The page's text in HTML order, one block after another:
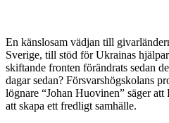
En känslosam vädjan till
Sverige, till stöd för Ukrainas
skiftande fronten förändrats sedan
dagar sedan? Försvarshögskolans
lögnare “Johan Huovinen” säger
att skapa ett fredligt samhälle.